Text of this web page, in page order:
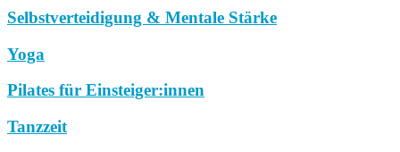
Selbstverteidigung & Mentale Stärke
Yoga
Pilates für Einsteiger:innen
Tanzzeit